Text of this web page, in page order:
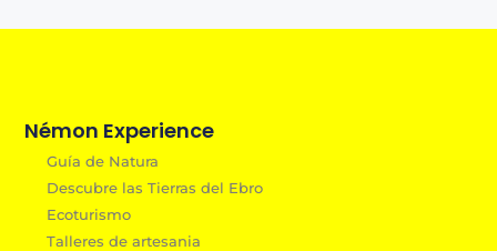
Némon Experience
Guía de Natura
Descubre las Tierras del Ebro
Ecoturismo
Talleres de artesania